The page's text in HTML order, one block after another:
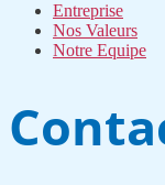
Entreprise
Nos Valeurs
Notre Equipe